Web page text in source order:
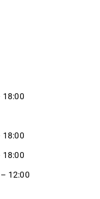
18:00
18:00
18:00
12:00